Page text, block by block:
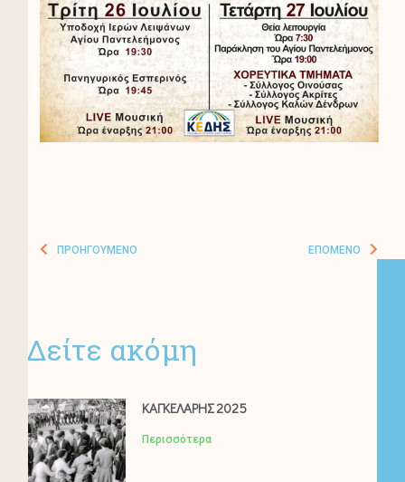
ΠΡΟΗΓΟΎΜΕΝΟ ΕΠΌΜΕΝΟ
Δείτε ακόμη
ΚΑΓΚΕΛΑΡΗΣ 2025
Περισσότερα